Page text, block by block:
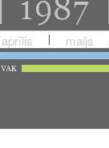
aprīlis maijs
VAK